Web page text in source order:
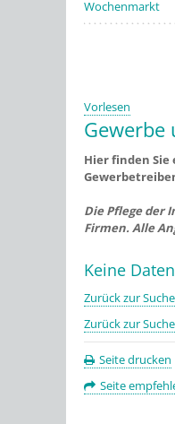
Wochenmarkt
Vorlesen
Gewerbe
Hier finden Sie
Die Pflege der
Firmen. Alle
Keine
Zurück zur Suche
Zurück zur Suche
Seite drucken
Seite